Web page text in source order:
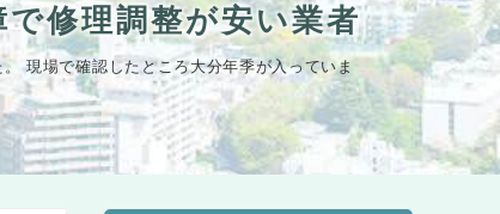
修理調整が安い業者
現場で確認したところ大分年季が入っていま